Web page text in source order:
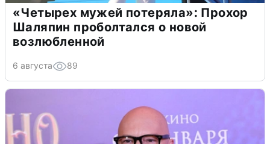
«Четырех мужей потеряла»: Прохор
Шаляпин проболтался о новой
возлюбленной
6 августа 89